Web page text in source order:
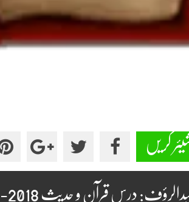
کریں
درس قرآن و حدیث 2018-05-24